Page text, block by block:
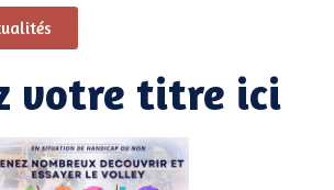
votre titre ici